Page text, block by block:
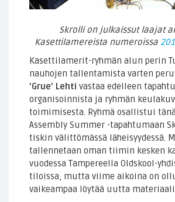
Skrolli on julkaissut laajat
Kasettilamereista numeroissa
Kasettilamerit-ryhmän alun perin
nauhojen tallentamista varten
’Grue’ Lehti vastaa edelleen
organisoinnista ja ryhmän
toimimisesta. Ryhmä osallistui
Assembly Summer -tapahtumaan
tiskin välittömässä läheisyydessä.
tallennetaan oman tiimin kesken
vuodessa Tampereella Oldskool-
tiloissa, mutta viime aikoina on
vaikeampaa löytää uutta